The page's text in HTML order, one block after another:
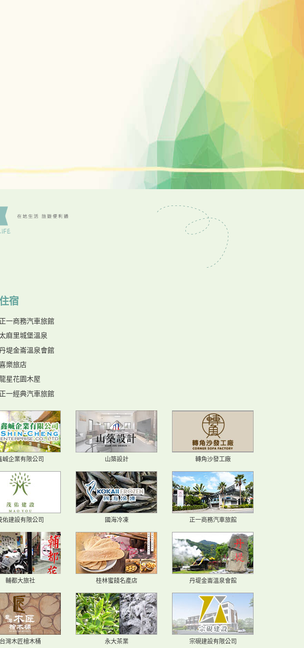
宿
正一商務汽車旅館
麻里城堡溫泉
堤金崙溫泉會館
樂旅店
星花園木屋
正一經典汽車旅館
峸企業有限公司 山築設計 轉角沙發工廠
佑建設有限公司 國海冷凍 正一商務汽車旅館
輔都大旅社 桂林蜜餞名產店 丹堤金崙溫泉會館
台灣木匠檜木桶 永大茶業 宗硯建設有限公司